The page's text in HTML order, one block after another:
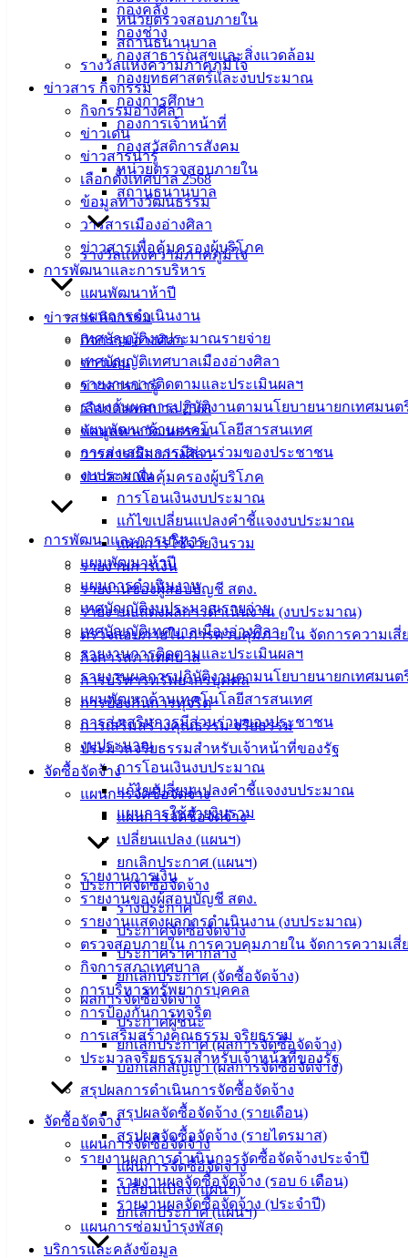
หน่วยตรวจสอบภายใน
สถานธนานุบาล
รางวัลแห่งความภาคภูมิใจ
ข่าวสาร กิจกรรม
กิจกรรมอ่างศิลา
ข่าวเด่น
ข่าวสารน่ารู้
เลือกตั้งเทศบาล 2568
ข้อมูลทางวัฒนธรรม
วารสารเมืองอ่างศิลา
ข่าวสารเพื่อคุ้มครองผู้บริโภค
การพัฒนาและการบริหาร
แผนพัฒนาห้าปี
แผนการดำเนินงาน
เทศบัญญัติงบประมาณรายจ่าย
เทศบัญญัติเทศบาลเมืองอ่างศิลา
รายงานการติดตามและประเมินผลฯ
รายงานผลการปฏิบัติงานตามนโยบายนายกเทศมนต
แผนพัฒนาด้านเทคโนโลยีสารสนเทศ
การส่งเสริมการมีส่วนร่วมของประชาชน
งบประมาณ
การโอนเงินงบประมาณ
แก้ไขเปลี่ยนแปลงคำชี้แจงงบประมาณ
แผนการใช้จ่ายงินรวม
รายงานการเงิน
รายงานของผู้สอบบัญชี สตง.
รายงานแสดงผลการดำเนินงาน (งบประมาณ)
ตรวจสอบภายใน การควบคุมภายใน จัดการความเสี่
กิจการสภาเทศบาล
การบริหารทรัพยากรบุคคล
การป้องกันการทุจริต
การเสริมสร้างคุณธรรม จริยธรรม
ประมวลจริยธรรมสำหรับเจ้าหน้าที่ของรัฐ
จัดซื้อจัดจ้าง
แผนการจัดซื้อจัดจ้าง
แผนการจัดซื้อจัดจ้าง
เปลี่ยนแปลง (แผนฯ)
ยกเลิกประกาศ (แผนฯ)
ประกาศจัดซื้อจัดจ้าง
ร่างประกาศ
ประกาศจัดซื้อจัดจ้าง
ประกาศราคากลาง
ยกเลิกประกาศ (จัดซื้อจัดจ้าง)
ผลการจัดซื้อจัดจ้าง
ประกาศผู้ชนะ
ยกเลิกประกาศ (ผลการจัดซื้อจัดจ้าง)
บอกเลิกสัญญา (ผลการจัดซื้อจัดจ้าง)
สรุปผลการดำเนินการจัดซื้อจัดจ้าง
สรุปผลจัดซื้อจัดจ้าง (รายเดือน)
สรุปผลจัดซื้อจัดจ้าง (รายไตรมาส)
รายงานผลการดำเนินการจัดซื้อจัดจ้างประจำปี
รายงานผลจัดซื้อจัดจ้าง (รอบ 6 เดือน)
รายงานผลจัดซื้อจัดจ้าง (ประจำปี)
แผนการซ่อมบำรุงพัสดุ
บริการและคลังข้อมูล
กองคลัง
กองช่าง
กองสาธารณสุขและสิ่งแวดล้อม
กองยุทธศาสตร์และงบประมาณ
กองการศึกษา
กองการเจ้าหน้าที่
กองสวัสดิการสังคม
หน่วยตรวจสอบภายใน
สถานธนานุบาล
รางวัลแห่งความภาคภูมิใจ
ข่าวสาร กิจกรรม
กิจกรรมอ่างศิลา
ข่าวเด่น
ข่าวสารน่ารู้
เลือกตั้งเทศบาล 2568
ข้อมูลทางวัฒนธรรม
วารสารเมืองอ่างศิลา
ข่าวสารเพื่อคุ้มครองผู้บริโภค
การพัฒนาและการบริหาร
แผนพัฒนาห้าปี
แผนการดำเนินงาน
เทศบัญญัติงบประมาณรายจ่าย
เทศบัญญัติเทศบาลเมืองอ่างศิลา
รายงานการติดตามและประเมินผลฯ
รายงานผลการปฏิบัติงานตามนโยบายนายกเทศมนต
แผนพัฒนาด้านเทคโนโลยีสารสนเทศ
การส่งเสริมการมีส่วนร่วมของประชาชน
งบประมาณ
การโอนเงินงบประมาณ
แก้ไขเปลี่ยนแปลงคำชี้แจงงบประมาณ
แผนการใช้จ่ายงินรวม
รายงานการเงิน
รายงานของผู้สอบบัญชี สตง.
รายงานแสดงผลการดำเนินงาน (งบประมาณ)
ตรวจสอบภายใน การควบคุมภายใน จัดการความเสี่
กิจการสภาเทศบาล
การบริหารทรัพยากรบุคคล
การป้องกันการทุจริต
การเสริมสร้างคุณธรรม จริยธรรม
ประมวลจริยธรรมสำหรับเจ้าหน้าที่ของรัฐ
จัดซื้อจัดจ้าง
แผนการจัดซื้อจัดจ้าง
แผนการจัดซื้อจัดจ้าง
เปลี่ยนแปลง (แผนฯ)
ยกเลิกประกาศ (แผนฯ)
เมืองอ่าง
สำนักงาน
เทศบาลเมือง
อ่างศิลา 90/338
ม.3 ต.เสม็ด
อ.เมือง จ.ชลบุรี
038-
142-100-104
ประชาชน